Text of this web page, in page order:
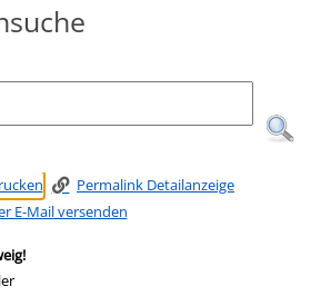
Permalink Detailanzeige
E-Mail versenden